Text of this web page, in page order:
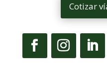
Cotizar